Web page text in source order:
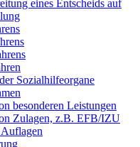
eines Entscheids auf
Sozialhilfeorgane
besonderen Leistungen
Zulagen, z.B. EFB/IZU